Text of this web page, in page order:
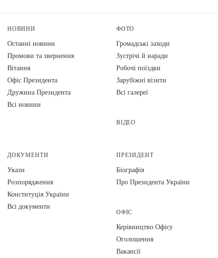
НОВИНИ
Останні новини
Промови та звернення
Вiтання
Офіс Президента
Дружина Президента
Всі новини
ФОТО
Громадські заходи
Зустрічі й наради
Робочі поїздки
Зарубіжні візити
Всі галереї
ВІДЕО
ДОКУМЕНТИ
Укази
Розпорядження
Конституція України
Всі документи
ПРЕЗИДЕНТ
Біографія
Про Президента України
ОФІС
Керівництво Офісу
Оголошення
Вакансії